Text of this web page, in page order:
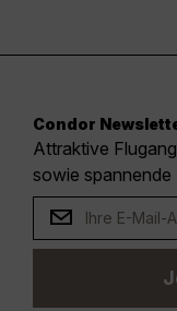
Condor
Attraktive
sowie spannende